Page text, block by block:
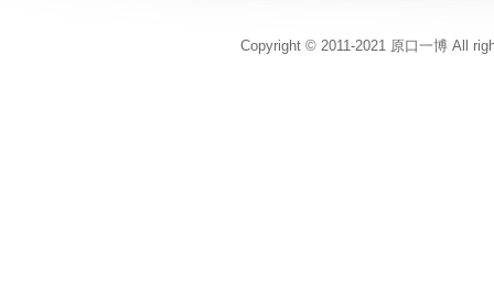
Copyright © 2011-2021 原口一博 All